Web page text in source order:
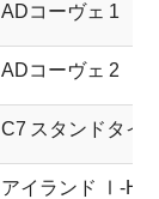
ADコーヴェ 1
ADコーヴェ 2
C7 スタンドタイ
アイランド Ⅰ-HL